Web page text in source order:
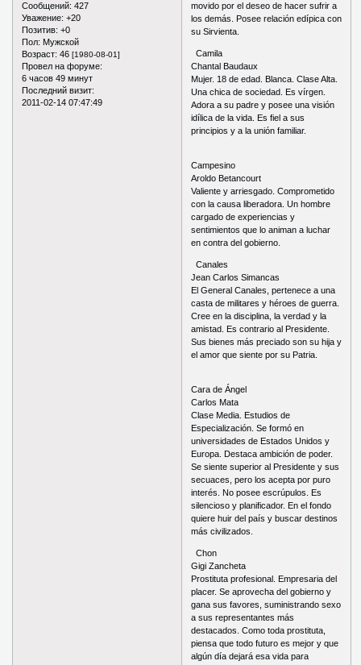
Сообщений: 427
Уважение: +20
Позитив: +0
Пол: Мужской
Возраст: 46 [1980-08-01]
Провел на форуме:
6 часов 49 минут
Последний визит:
2011-02-14 07:47:49
movido por el deseo de hacer sufrir a
los demás. Posee relación edípica con
su Sirvienta.
Camila
Chantal Baudaux
Mujer. 18 de edad. Blanca. Clase Alta.
Una chica de sociedad. Es vírgen.
Adora a su padre y posee una visión
idílica de la vida. Es fiel a sus
principios y a la unión familiar.
Campesino
Aroldo Betancourt
Valiente y arriesgado. Comprometido
con la causa liberadora. Un hombre
cargado de experiencias y
sentimientos que lo animan a luchar
en contra del gobierno.
Canales
Jean Carlos Simancas
El General Canales, pertenece a una
casta de militares y héroes de guerra.
Cree en la disciplina, la verdad y la
amistad. Es contrario al Presidente.
Sus bienes más preciado son su hija y
el amor que siente por su Patria.
Cara de Ángel
Carlos Mata
Clase Media. Estudios de
Especialización. Se formó en
universidades de Estados Unidos y
Europa. Destaca ambición de poder.
Se siente superior al Presidente y sus
secuaces, pero los acepta por puro
interés. No posee escrúpulos. Es
silencioso y planificador. En el fondo
quiere huir del país y buscar destinos
más civilizados.
Chon
Gigi Zancheta
Prostituta profesional. Empresaria del
placer. Se aprovecha del gobierno y
gana sus favores, suministrando sexo
a sus representantes más
destacados. Como toda prostituta,
piensa que todo futuro es mejor y que
algún día dejará esa vida para